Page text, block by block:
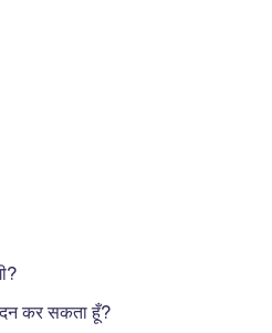
कर सकता हूँ?